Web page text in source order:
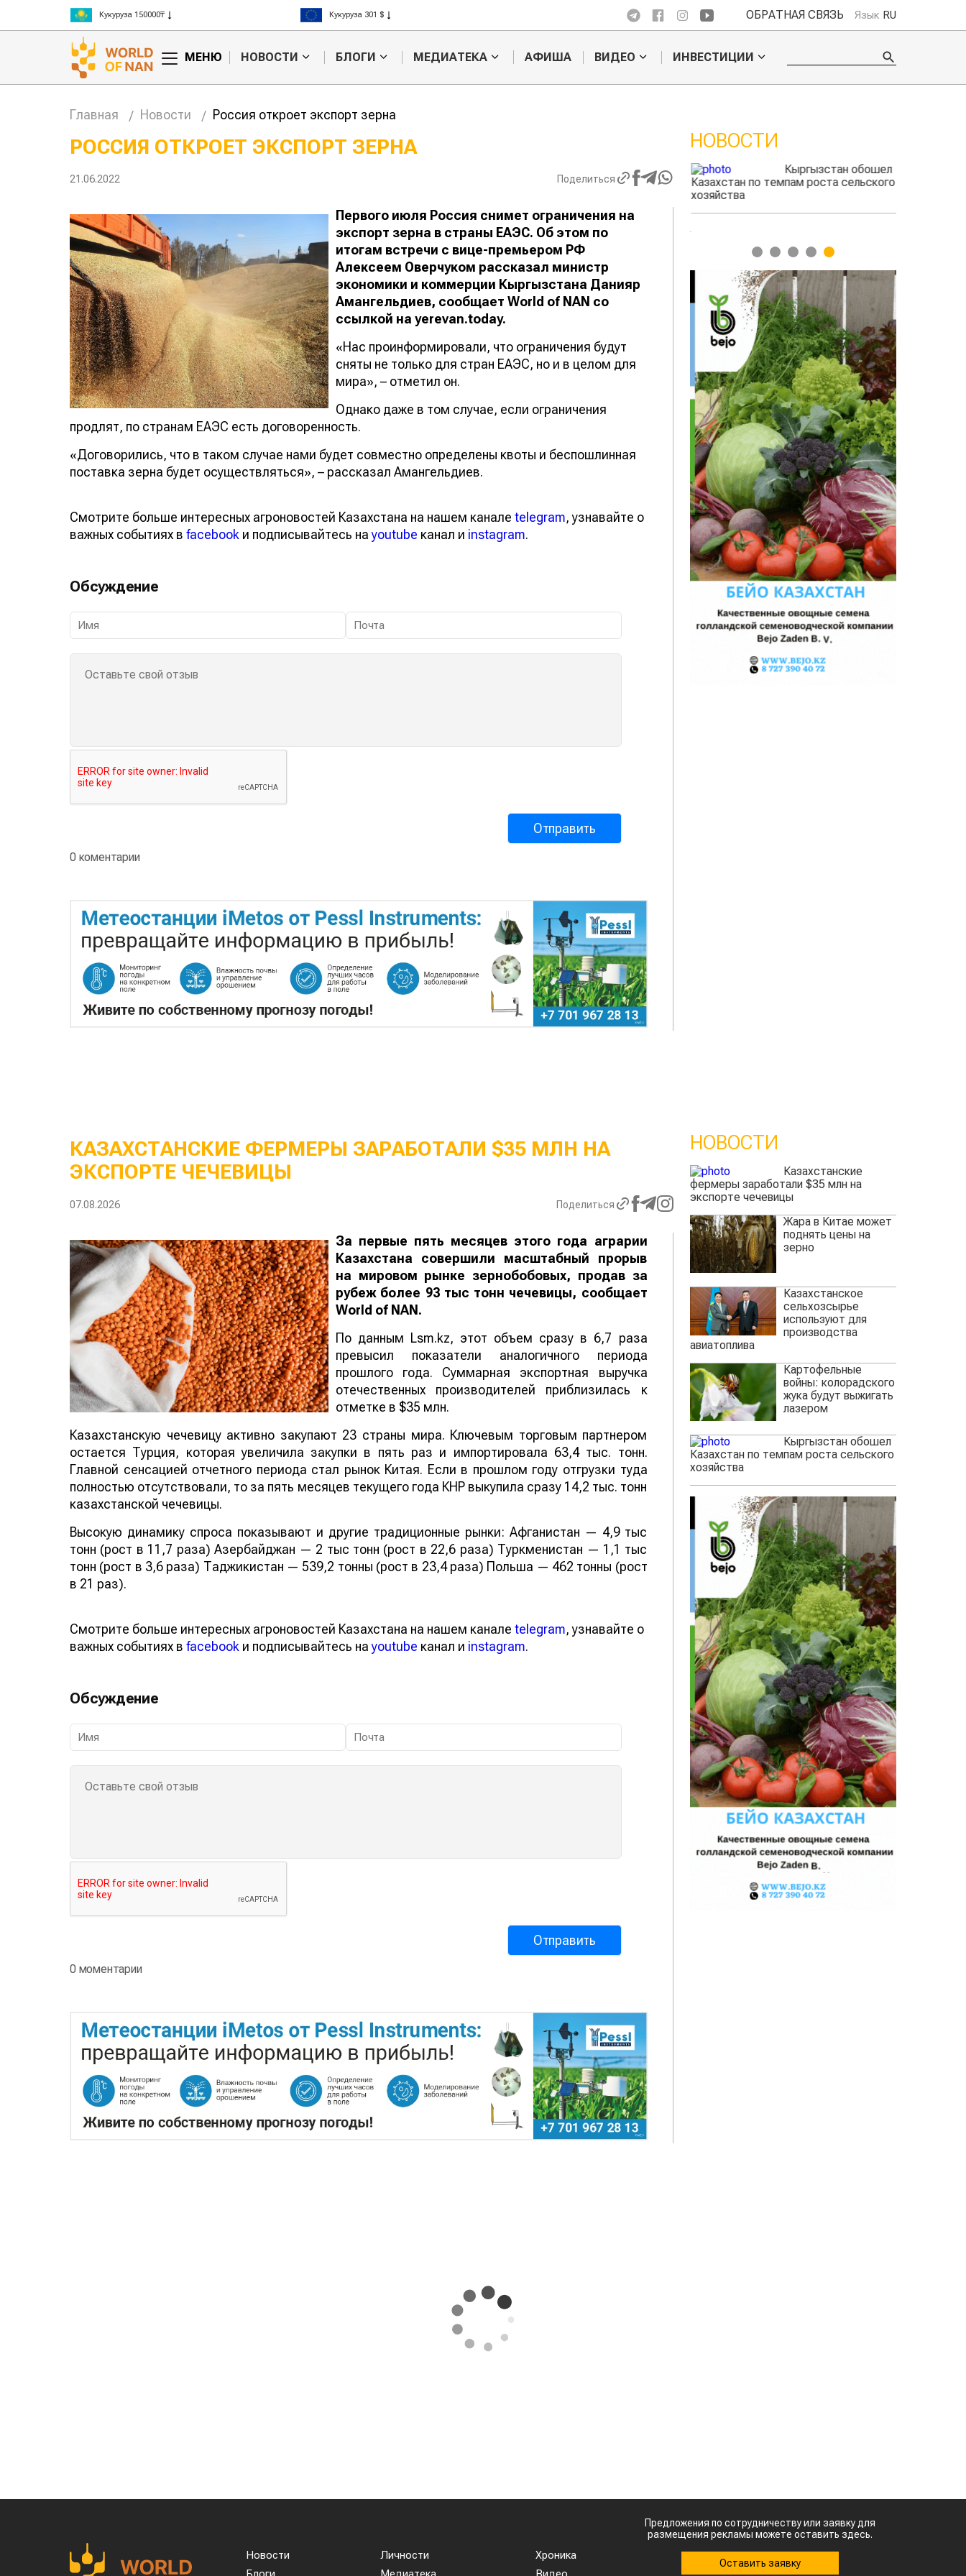
Рис 300000₸
Пшеница 3 класс 125000₸
Рис 408 $
Пшеница 423 $
ОБРАТНАЯ СВЯЗЬ Язык RU
МЕНЮ НОВОСТИ БЛОГИ МЕДИАТЕКА АФИША ВИДЕО ИНВЕСТИЦИИ
Главная Новости Россия откроет экспорт зерна
РОССИЯ ОТКРОЕТ ЭКСПОРТ ЗЕРНА
21.06.2022 Поделиться
Первого июля Россия снимет ограничения на
экспорт зерна в страны ЕАЭС. Об этом по
итогам встречи с вице-премьером РФ
Алексеем Оверчуком рассказал министр
экономики и коммерции Кыргызстана Данияр
Амангельдиев, сообщает World of NAN со
ссылкой на yerevan.today.
«Нас проинформировали, что ограничения будут
сняты не только для стран ЕАЭС, но и в целом для
мира», – отметил он.
Однако даже в том случае, если ограничения
продлят, по странам ЕАЭС есть договоренность.
«Договорились, что в таком случае нами будет совместно определены квоты и беспошлинная
поставка зерна будет осуществляться», – рассказал Амангельдиев.
Смотрите больше интересных агроновостей Казахстана на нашем канале telegram, узнавайте о
важных событиях в facebook и подписывайтесь наyoutube канал и instagram.
Обсуждение
0 коментарии
НОВОСТИ
производства
авиатоплива
Картофельные
войны: колорадского
Кыргызстан обошел
Казахстан по темпам роста сельского
хозяйства
1 2 3 4 5
КАЗАХСТАНСКИЕ ФЕРМЕРЫ ЗАРАБОТАЛИ $35 МЛН НА
ЭКСПОРТЕ ЧЕЧЕВИЦЫ
07.08.2026 Поделиться
За первые пять месяцев этого года аграрии
Казахстана совершили масштабный прорыв
на мировом рынке зернобобовых, продав за
рубеж более 93 тыс тонн чечевицы, сообщает
World of NAN .
По данным Lsm.kz, этот объем сразу в 6,7 раза
превысил показатели аналогичного периода
прошлого года. Суммарная экспортная выручка
отечественных производителей приблизилась к
отметке в $35 млн.
Казахстанскую чечевицу активно закупают 23 страны мира. Ключевым торговым партнером
остается Турция, которая увеличила закупки в пять раз и импортировала 63,4 тыс. тонн.
Главной сенсацией отчетного периода стал рынок Китая. Если в прошлом году отгрузки туда
полностью отсутствовали, то за пять месяцев текущего года КНР выкупила сразу 14,2 тыс. тонн
казахстанской чечевицы.
Высокую динамику спроса показывают и другие традиционные рынки: Афганистан — 4,9 тыс
тонн (рост в 11,7 раза) Азербайджан — 2 тыс тонн (рост в 22,6 раза) Туркменистан — 1,1 тыс
тонн (рост в 3,6 раза) Таджикистан — 539,2 тонны (рост в 23,4 раза) Польша — 462 тонны (рост
в 21 раз).
Смотрите больше интересных агроновостей Казахстана на нашем канале telegram, узнавайте о
важных событиях в facebook и подписывайтесь наyoutube канал и instagram.
Обсуждение
0 моментарии
НОВОСТИ
Казахстанские
фермеры заработали $35 млн на
экспорте чечевицы
Жара в Китае может
поднять цены на
зерно
Казахстанское
сельхозсырье
используют для
производства
авиатоплива
Картофельные
войны: колорадского
жука будут выжигать
лазером
Кыргызстан обошел
Казахстан по темпам роста сельского
хозяйства
Новости
Личности
Хроника
Предложения по сотрудничеству или заявку для
размещения рекламы можете оставить здесь.
Оставить заявку